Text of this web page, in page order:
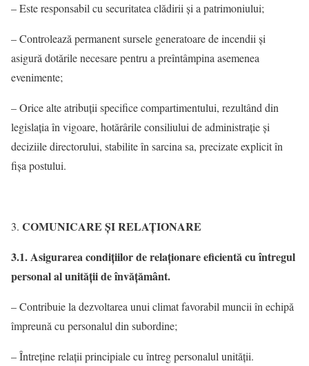
– Este responsabil cu securitatea clădirii şi a patrimoniului;
– Controlează permanent sursele generatoare de incendii şi
asigură dotările necesare pentru a preîntâmpina asemenea
evenimente;
– Orice alte atribuţii specifice compartimentului, rezultând din
legislaţia în vigoare, hotărârile consiliului de administraţie şi
deciziile directorului, stabilite în sarcina sa, precizate explicit în
fişa postului.
COMUNICARE ȘI RELAŢIONARE
3.1. Asigurarea condiţiilor de relaţionare eficientă cu întregul
personal al unităţii de învăţământ.
– Contribuie la dezvoltarea unui climat favorabil muncii în echipă
împreună cu personalul din subordine;
– Întreţine relaţii principiale cu întreg personalul unităţii.